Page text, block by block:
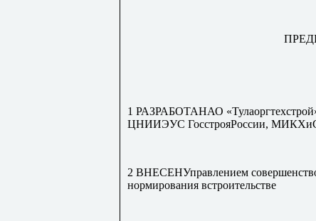
1 РАЗРАБОТАНАО
ЦНИИЭУС ГосстрояРоссии,
2 ВНЕСЕНУправлением
нормирования встроительстве